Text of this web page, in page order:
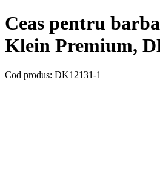
Ceas pentru
Klein Premium,
Cod produs: DK12131-1